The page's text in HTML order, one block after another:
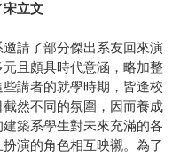
宋立文
請了部分傑出系友回來演
且頗具時代意涵，略加整
講者的就學時期，皆逢校
然不同的氛圍，因而養成
築系學生對未來充滿的各
演的角色相互映襯。為了